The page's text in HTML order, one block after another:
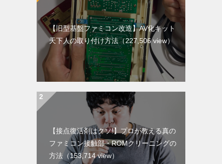
【旧型基盤ファミコン改造】AV化キット
天下人の取り付け方法（227,506 view）
【接点復活剤はクソ!】プロが教える真の
ファミコン接触部・ROMクリーニングの
方法（153,714 view）